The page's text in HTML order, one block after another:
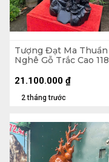
Tượng Đạt Ma Thuần
Nghê Gỗ Trắc Cao 118
2 tháng trước
21.100.000 ₫